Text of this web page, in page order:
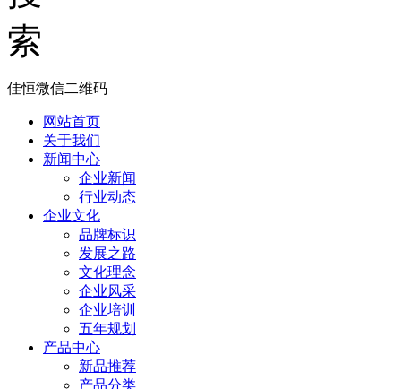
佳恒微信二维码
网站首页
关于我们
新闻中心
企业新闻
行业动态
企业文化
品牌标识
发展之路
文化理念
企业风采
企业培训
五年规划
产品中心
新品推荐
产品分类